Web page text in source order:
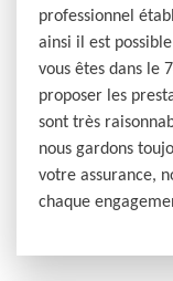
professionnel
ainsi il est
vous êtes dans le
proposer les
sont très
nous gardons
votre assurance,
chaque